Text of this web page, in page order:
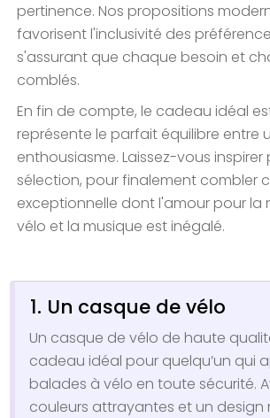
pertinence. Nos propositions
favorisent l'inclusivité des
s'assurant que chaque besoin et
comblés.
En fin de compte, le cadeau idéal
représente le parfait équilibre entre
enthousiasme. Laissez-vous inspirer
sélection, pour finalement combler
exceptionnelle dont l'amour pour la
vélo et la musique est inégalé.
1. Un casque de vélo
Un casque de vélo de haute
cadeau idéal pour quelqu’un qui
balades à vélo en toute sécurité.
couleurs attrayantes et un design